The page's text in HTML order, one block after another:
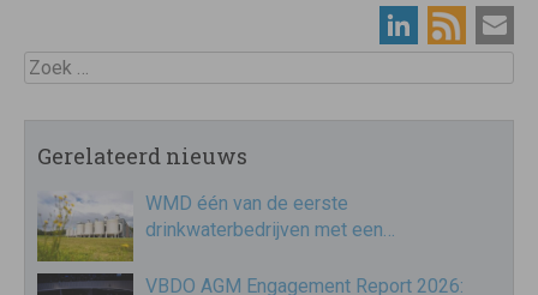
Zoek
Gerelateerd nieuws
WMD één van de eerste
drinkwaterbedrijven met een…
VBDO AGM Engagement Report 2026: